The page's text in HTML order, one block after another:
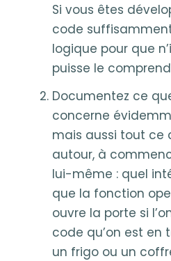
Si vous êtes
code
logique pour que
puisse le
Documentez ce
concerne
mais aussi tout ce
autour, à
lui-même : quel
que la fonction
ouvre la porte si
code qu’on est en
un frigo ou un